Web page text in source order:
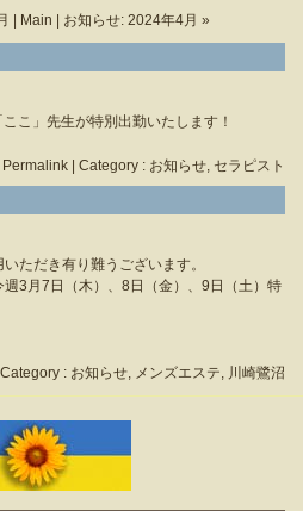
Main お知らせ: 2024年4月 »
こ」先生が特別出勤いたします！
Permalink | Category : お知らせ, セラピスト
ただき有り難うございます。
3月7日（木）、8日（金）、9日（土）特
Category : お知らせ, メンズエステ, 川崎鷺沼